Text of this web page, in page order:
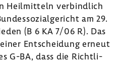
Heil­mit­teln verbind­lich
am 29.
(B 6 KA 7/06 R). Das
Entschei­dung erneut
G-BA, dass die Richt­li­